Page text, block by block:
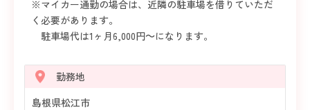
※マイカー通勤の場合は、近隣の駐車場を借りていただ
く必要があります。
駐車場代は1ヶ月6,000円～になります。
勤務地
島根県松江市